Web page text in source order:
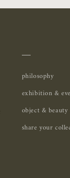
＿
philosophy
exhibition &
object &
share your